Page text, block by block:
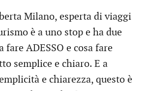
Milano, esperta di viaggi
è a uno stop e ha due
fare ADESSO e cosa fare
semplice e chiaro. E a
e chiarezza, questo è